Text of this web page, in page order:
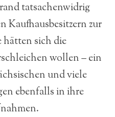
tatsachenwidrig
Kaufhausbesitzern zur
hätten sich die
wollen – ein
und viele
ebenfalls in ihre